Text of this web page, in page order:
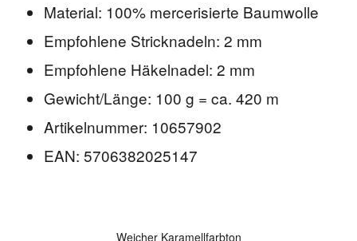
Material: 100% mercerisierte Baumwolle
Empfohlene Stricknadeln: 2 mm
Empfohlene Häkelnadel: 2 mm
Gewicht/Länge: 100 g = ca. 420 m
Artikelnummer: 10657902
EAN: 5706382025147
Weicher Karamellfarbton